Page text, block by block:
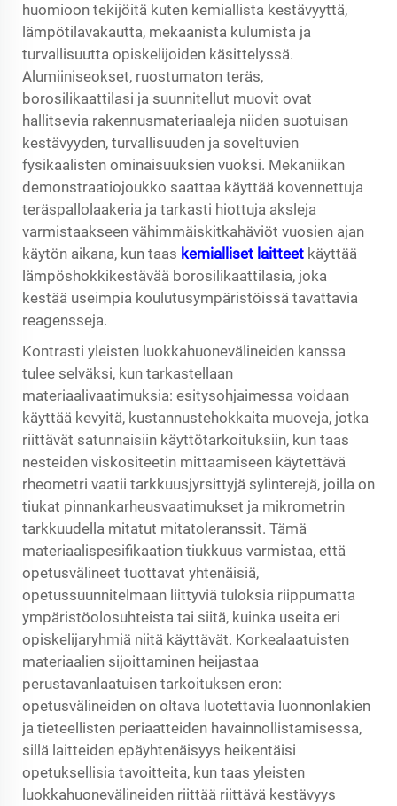
huomioon tekijöitä kuten kemiallista kestävyyttä,
lämpötilavakautta, mekaanista kulumista ja
turvallisuutta opiskelijoiden käsittelyssä.
Alumiiniseokset, ruostumaton teräs,
borosilikaattilasi ja suunnitellut muovit ovat
hallitsevia rakennusmateriaaleja niiden suotuisan
kestävyyden, turvallisuuden ja soveltuvien
fysikaalisten ominaisuuksien vuoksi. Mekaniikan
demonstraatiojoukko saattaa käyttää kovennettuja
teräspallolaakeria ja tarkasti hiottuja aksleja
varmistaakseen vähimmäiskitkahäviöt vuosien ajan
käytön aikana, kun taas kemialliset laitteet käyttää
lämpöshokkikestävää borosilikaattilasia, joka
kestää useimpia koulutusympäristöissä tavattavia
reagensseja.
Kontrasti yleisten luokkahuonevälineiden kanssa
tulee selväksi, kun tarkastellaan
materiaalivaatimuksia: esitysohjaimessa voidaan
käyttää kevyitä, kustannustehokkaita muoveja, jotka
riittävät satunnaisiin käyttötarkoituksiin, kun taas
nesteiden viskositeetin mittaamiseen käytettävä
rheometri vaatii tarkkuusjyrsittyjä sylinterejä, joilla on
tiukat pinnankarheusvaatimukset ja mikrometrin
tarkkuudella mitatut mitatoleranssit. Tämä
materiaalispesifikaation tiukkuus varmistaa, että
opetusvälineet tuottavat yhtenäisiä,
opetussuunnitelmaan liittyviä tuloksia riippumatta
ympäristöolosuhteista tai siitä, kuinka useita eri
opiskelijaryhmiä niitä käyttävät. Korkealaatuisten
materiaalien sijoittaminen heijastaa
perustavanlaatuisen tarkoituksen eron:
opetusvälineiden on oltava luotettavia luonnonlakien
ja tieteellisten periaatteiden havainnollistamisessa,
sillä laitteiden epäyhtenäisyys heikentäisi
opetuksellisia tavoitteita, kun taas yleisten
luokkahuonevälineiden riittää riittävä kestävyys